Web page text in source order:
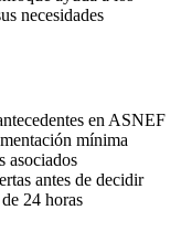
necesidades
en ASNEF
mínima
asociados
antes de decidir
24 horas